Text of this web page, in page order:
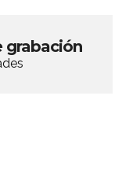
grabación